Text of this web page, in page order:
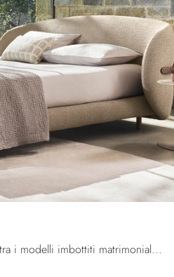
Il letto Oleandro in tessuto, tra i modelli imbottiti matrimoniali design di Calligaris, è pensato per garantirti il sonno più profondo.